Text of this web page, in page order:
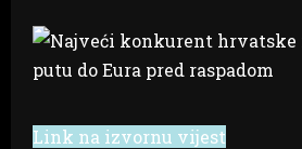
Link na izvornu vijest